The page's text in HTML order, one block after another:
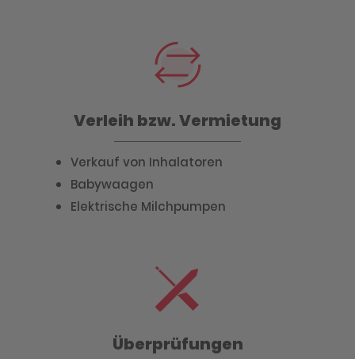
Verleih bzw. Vermietung
Verkauf von Inhalatoren
Babywaagen
Elektrische Milchpumpen
Überprüfungen